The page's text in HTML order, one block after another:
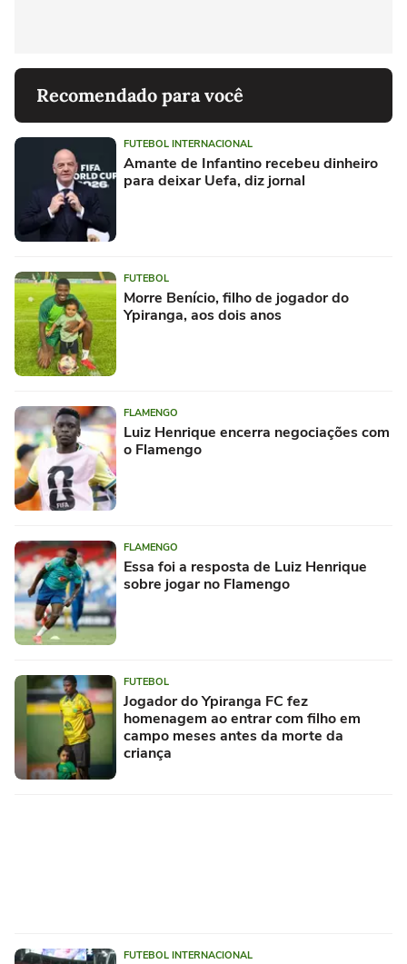
Recomendado para você
FUTEBOL INTERNACIONAL
Amante de Infantino recebeu dinheiro
para deixar Uefa, diz jornal
FUTEBOL
Morre Benício, filho de jogador do
Ypiranga, aos dois anos
FLAMENGO
Luiz Henrique encerra negociações com
o Flamengo
FLAMENGO
Essa foi a resposta de Luiz Henrique
sobre jogar no Flamengo
FUTEBOL
Jogador do Ypiranga FC fez
homenagem ao entrar com filho em
campo meses antes da morte da
criança
FUTEBOL INTERNACIONAL